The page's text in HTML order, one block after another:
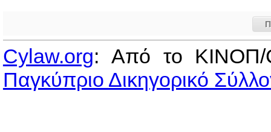
Cylaw.org: Από το
Παγκύπριο Δικηγορικό